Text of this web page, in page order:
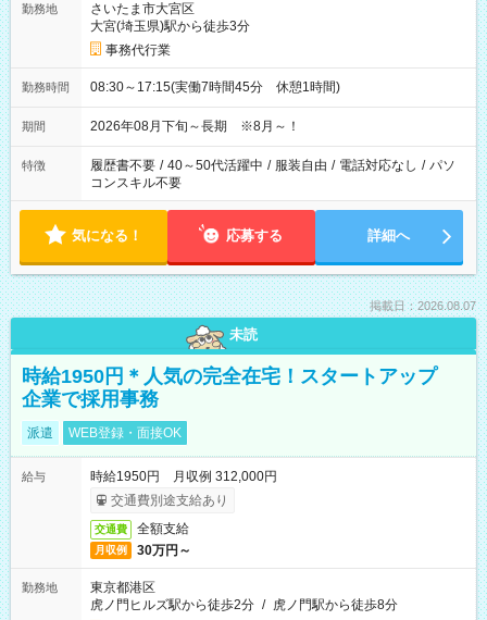
勤務地
さいたま市大宮区
大宮(埼玉県)駅から徒歩3分
事務代行業
勤務時間 08:30～17:15(実働7時間45分 休憩1時間)
期間 2026年08月下旬～長期 ※8月～！
特徴 履歴書不要 / 40～50代活躍中 / 服装自由 / 電話対応なし / パソ
コンスキル不要
気になる！ 応募する 詳細へ
掲載日：2026.08.07
未読
時給1950円＊人気の完全在宅！スタートアップ
企業で採用事務
派遣 WEB登録・面接OK
給与
時給1950円 月収例 312,000円
交通費別途支給あり
交通費 全額支給
月収例 30万円～
勤務地
東京都港区
虎ノ門ヒルズ駅から徒歩2分 / 虎ノ門駅から徒歩8分